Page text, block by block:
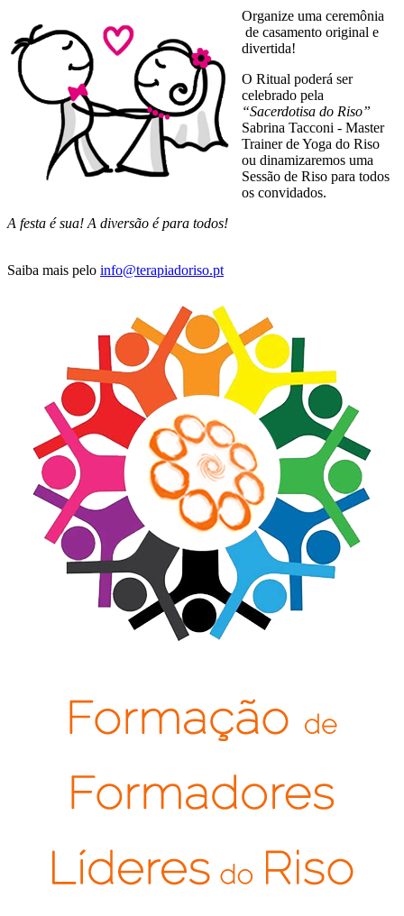
Organize uma ceremônia
de casamento original e
divertida!
O Ritual poderá ser
celebrado pela
“Sacerdotisa do Riso”
Sabrina Tacconi - Master
Trainer de Yoga do Riso
ou dinamizaremos uma
Sessão de Riso para todos
os convidados.
A festa é sua! A diversão é para todos!
Saiba mais pelo info@terapiadoriso.pt